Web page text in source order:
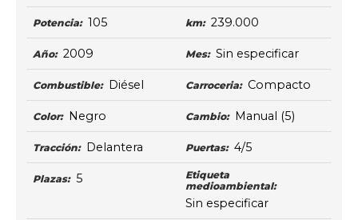
Potencia: 105 km: 239.000
Año: 2009 Mes: Sin especificar
Combustible: Diésel Carroceria: Compacto
Color: Negro Cambio: Manual (5)
Tracción: Delantera Puertas: 4/5
Plazas: 5
Etiqueta
medioambiental:
Sin especificar